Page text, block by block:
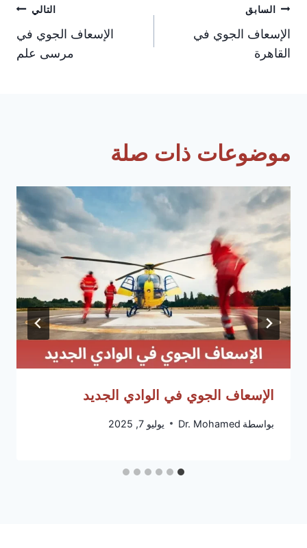
تصفّح
المقالات
السابق
الإسعاف الجوي في
القاهرة
التالي
الإسعاف الجوي في
مرسى علم
موضوعات ذات صلة
الإسعاف الجوي في الوادي الجديد
بواسطة Dr. Mohamed يوليو 7, 2025